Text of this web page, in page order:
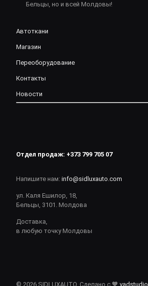
Бельцы, но и всей Молдовы!
Автоткани
Магазин
Переоборудование
Контакты
Новости
Отдел продаж: +373 799 705 07
Напишите нам: info@sidluxauto.com
ул. Каля Ешилор, 18,
Бельцы, 3101. Молдова
Доставка,
в любую точку Молдовы
© 2026 SIDLUXAUTO. Сделано с 🧡 vadstudio